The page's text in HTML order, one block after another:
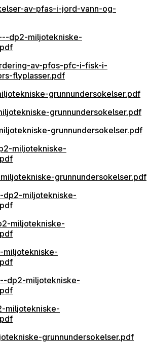
av-pfas-i-jord-vann-og-
dp2-miljotekniske-
av-pfos-pfc-i-fisk-i-
flyplasser.pdf
grunnundersokelser.pdf
grunnundersokelser.pdf
grunnundersokelser.pdf
miljotekniske-
grunnundersokelser.pdf
dp2-miljotekniske-
miljotekniske-
dp2-miljotekniske-
miljotekniske-
grunnundersokelser.pdf